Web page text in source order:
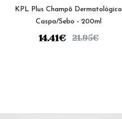
KPL Plus Champô Dermatológico
Caspa/Sebo - 200ml
14.41€ 21.95€